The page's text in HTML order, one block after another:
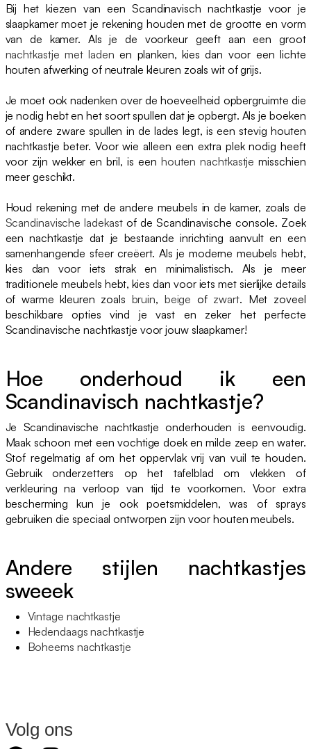
Bij het kiezen van een Scandinavisch nachtkastje voor je
slaapkamer moet je rekening houden met de grootte en vorm
van de kamer. Als je de voorkeur geeft aan een groot
nachtkastje met laden en planken, kies dan voor een lichte
houten afwerking of neutrale kleuren zoals wit of grijs.
Je moet ook nadenken over de hoeveelheid opbergruimte die
je nodig hebt en het soort spullen dat je opbergt. Als je boeken
of andere zware spullen in de lades legt, is een stevig houten
nachtkastje beter. Voor wie alleen een extra plek nodig heeft
voor zijn wekker en bril, is een houten nachtkastje misschien
meer geschikt.
Houd rekening met de andere meubels in de kamer, zoals de
Scandinavische ladekastof de Scandinavische console. Zoek
een nachtkastje dat je bestaande inrichting aanvult en een
samenhangende sfeer creëert. Als je moderne meubels hebt,
kies dan voor iets strak en minimalistisch. Als je meer
traditionele meubels hebt, kies dan voor iets met sierlijke details
of warme kleuren zoals bruin, beige of zwart. Met zoveel
beschikbare opties vind je vast en zeker het perfecte
Scandinavische nachtkastje voor jouw slaapkamer!
Hoe onderhoud ik een
Scandinavisch nachtkastje?
Je Scandinavische nachtkastje onderhouden is eenvoudig.
Maak schoon met een vochtige doek en milde zeep en water.
Stof regelmatig af om het oppervlak vrij van vuil te houden.
Gebruik onderzetters op het tafelblad om vlekken of
verkleuring na verloop van tijd te voorkomen. Voor extra
bescherming kun je ook poetsmiddelen, was of sprays
gebruiken die speciaal ontworpen zijn voor houten meubels.
Andere stijlen nachtkastjes
sweeek
Vintage nachtkastje
Hedendaags nachtkastje
Boheems nachtkastje
Volg ons